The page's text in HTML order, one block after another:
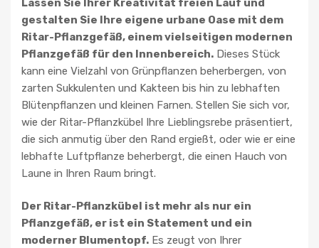
Lassen Sie Ihrer Kreativität freien Lauf und
gestalten Sie Ihre eigene urbane Oase mit dem
Ritar-Pflanzgefäß, einem vielseitigen modernen
Pflanzgefäß für den Innenbereich. Dieses Stück
kann eine Vielzahl von Grünpflanzen beherbergen, von
zarten Sukkulenten und Kakteen bis hin zu lebhaften
Blütenpflanzen und kleinen Farnen. Stellen Sie sich vor,
wie der Ritar-Pflanzkübel Ihre Lieblingsrebe präsentiert,
die sich anmutig über den Rand ergießt, oder wie er eine
lebhafte Luftpflanze beherbergt, die einen Hauch von
Laune in Ihren Raum bringt.
Der Ritar-Pflanzkübel ist mehr als nur ein
Pflanzgefäß, er ist ein Statement und ein
moderner Blumentopf. Es zeugt von Ihrer